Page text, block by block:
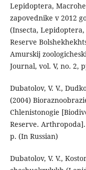
Lepidoptera,
zapovednike v 2012
(Insecta,
Reserve
Amurskij
Journal, vol. V, no. 2,
Dubatolov, V. V.,
(2004)
Chlenistonogie
Reserve.
p. (In Russian)
Dubatolov, V. V.,